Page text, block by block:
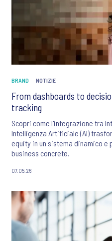
BRAND NOTIZIE
From dashboards to
tracking
Scopri come l'integrazione tra
Intelligenza Artificiale (AI)
equity in un sistema dinamico
business concrete.
07.05.26